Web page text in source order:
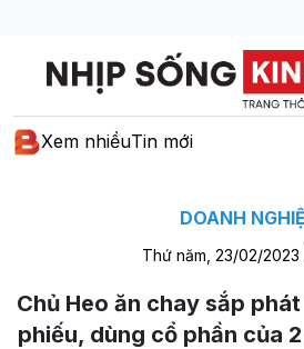
Xem nhiềuTin mới
DOANH
Thứ năm, 23/02/
Chủ Heo ăn chay sắp
phiếu, dùng cổ phần của